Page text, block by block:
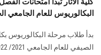
كلية الآثار تبدأ امتحانات
البكالوريوس للعام الجامعي
بدأ طلاب مرحلة البكالوريوس